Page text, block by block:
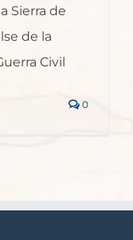
Sierra de
de la
Civil
0